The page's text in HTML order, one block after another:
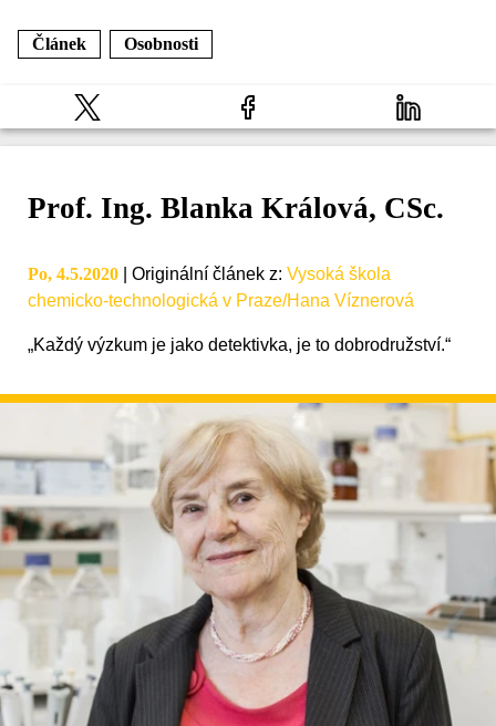
Článek Osobnosti
Prof. Ing. Blanka Králová, CSc.
Po, 4.5.2020 Originální článek z: Vysoká škola
chemicko-technologická v Praze/Hana Víznerová
„Každý výzkum je jako detektivka, je to dobrodružství.“